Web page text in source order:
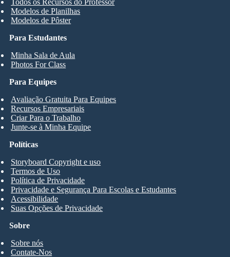
Para Estudantes
Minha Sala de Aula
Photos For Class
Todos os Recursos do Professor
Modelos de Planilhas
Modelos de Pôster
Para Equipes
Avaliação Gratuita Para Equipes
Recursos Empresariais
Criar Para o Trabalho
Junte-se à Minha Equipe
Sobre
Sobre nós
Contate-Nos
Políticas
Storyboard Copyright e uso
Termos de Uso
Política de Privacidade
Privacidade e Segurança Para Escolas e Estudantes
Acessibilidade
Suas Opções de Privacidade